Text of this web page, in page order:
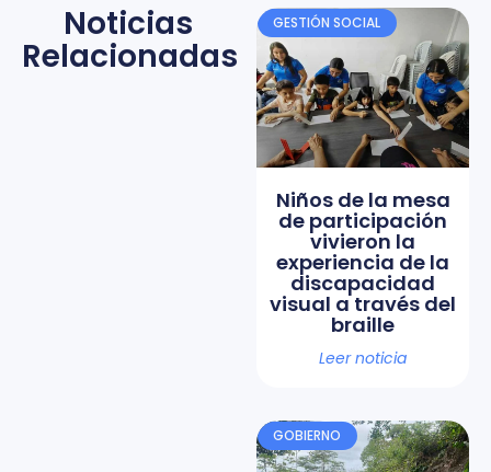
Noticias
Relacionadas
GESTIÓN SOCIAL
Niños de la mesa
de participación
vivieron la
experiencia de la
discapacidad
visual a través del
braille
Leer noticia
GOBIERNO